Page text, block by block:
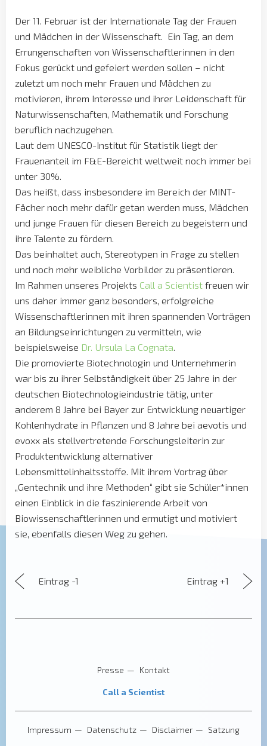
Der 11. Februar ist der Internationale Tag der Frauen
und Mädchen in der Wissenschaft. Ein Tag, an dem
Errungenschaften von Wissenschaftlerinnen in den
Fokus gerückt und gefeiert werden sollen – nicht
zuletzt um noch mehr Frauen und Mädchen zu
motivieren, ihrem Interesse und ihrer Leidenschaft für
Naturwissenschaften, Mathematik und Forschung
beruflich nachzugehen.
Laut dem UNESCO-Institut für Statistik liegt der
Frauenanteil im F&E-Bereicht weltweit noch immer bei
unter 30%.
Das heißt, dass insbesondere im Bereich der MINT-
Fächer noch mehr dafür getan werden muss, Mädchen
und junge Frauen für diesen Bereich zu begeistern und
ihre Talente zu fördern.
Das beinhaltet auch, Stereotypen in Frage zu stellen
und noch mehr weibliche Vorbilder zu präsentieren.
Im Rahmen unseres Projekts Call a Scientist freuen wir
uns daher immer ganz besonders, erfolgreiche
Wissenschaftlerinnen mit ihren spannenden Vorträgen
an Bildungseinrichtungen zu vermitteln, wie
beispielsweise Dr. Ursula La Cognata.
Die promovierte Biotechnologin und Unternehmerin
war bis zu ihrer Selbständigkeit über 25 Jahre in der
deutschen Biotechnologieindustrie tätig, unter
anderem 8 Jahre bei Bayer zur Entwicklung neuartiger
Kohlenhydrate in Pflanzen und 8 Jahre bei aevotis und
evoxx als stellvertretende Forschungsleiterin zur
Produktentwicklung alternativer
Lebensmittelinhaltsstoffe. Mit ihrem Vortrag über
„Gentechnik und ihre Methoden“ gibt sie Schüler*innen
einen Einblick in die faszinierende Arbeit von
Biowissenschaftlerinnen und ermutigt und motiviert
sie, ebenfalls diesen Weg zu gehen.
Eintrag -1 Eintrag +1
Presse Kontakt
Call a Scientist
Impressum Datenschutz Disclaimer Satzung